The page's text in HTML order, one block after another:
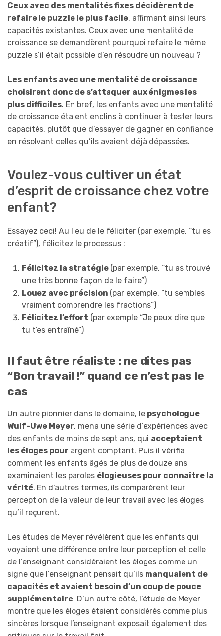
Ceux avec des mentalités fixes décidèrent de
refaire le puzzle le plus facile, affirmant ainsi leurs
capacités existantes. Ceux avec une mentalité de
croissance se demandèrent pourquoi refaire le même
puzzle s’il était possible d’en résoudre un nouveau ?
Les enfants avec une mentalité de croissance
choisirent donc de s’attaquer aux énigmes les
plus difficiles. En bref, les enfants avec une mentalité
de croissance étaient enclins à continuer à tester leurs
capacités, plutôt que d’essayer de gagner en confiance
en résolvant celles qu’ils avaient déjà dépassées.
Voulez-vous cultiver un état
d’esprit de croissance chez votre
enfant?
Essayez ceci! Au lieu de le féliciter (par exemple, “tu es
créatif”), félicitez le processus :
Félicitez la stratégie(par exemple, “tu as trouvé
une très bonne façon de le faire”)
Louez avec précision (par exemple, “tu sembles
vraiment comprendre les fractions”)
Félicitez l’effort (par exemple “Je peux dire que
tu t’es entraîné”)
Il faut être réaliste : ne dites pas
“Bon travail !” quand ce n’est pas le
cas
Un autre pionnier dans le domaine, le psychologue
Wulf-Uwe Meyer, mena une série d’expériences avec
des enfants de moins de sept ans, qui acceptaient
les éloges pour argent comptant. Puis il vérifia
comment les enfants âgés de plus de douze ans
examinaient les paroles élogieuses pour connaître la
vérité. En d’autres termes, ils comparèrent leur
perception de la valeur de leur travail avec les éloges
qu’il reçurent.
Les études de Meyer révélèrent que les enfants qui
voyaient une différence entre leur perception et celle
de l’enseignant considéraient les éloges comme un
signe que l’enseignant pensait qu’ils manquaient de
capacités et avaient besoin d’un coup de pouce
supplémentaire. D’un autre côté, l’étude de Meyer
montre que les éloges étaient considérés comme plus
sincères lorsque l’enseignant exposait également des